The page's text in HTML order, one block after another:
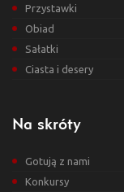
Przystawki
Obiad
Sałatki
Ciasta i desery
Na skróty
Gotują z nami
Konkursy